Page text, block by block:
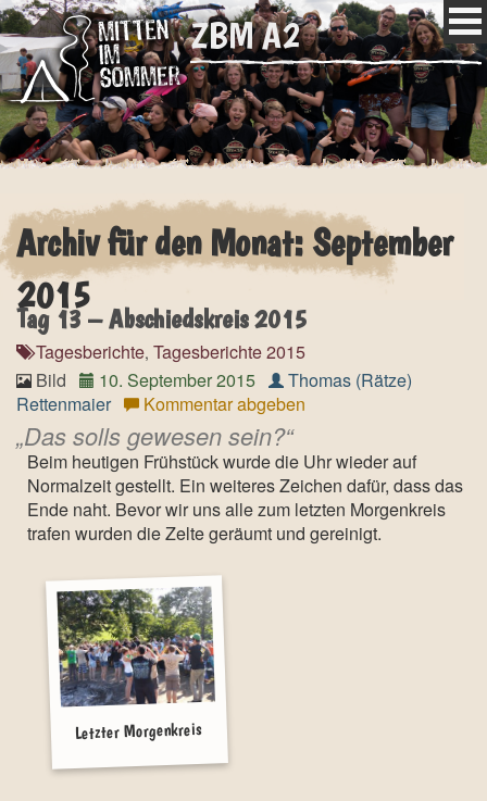
ZBM A2
Archiv für den Monat: September
2015
Tag 13 – Abschiedskreis 2015
Tagesberichte, Tagesberichte 2015
Bild
10. September 2015
Thomas (Rätze)
Rettenmaier
Kommentar abgeben
Das solls gewesen sein?
Beim heutigen Frühstück wurde die Uhr wieder auf
Normalzeit gestellt. Ein weiteres Zeichen dafür, dass das
Ende naht. Bevor wir uns alle zum letzten Morgenkreis
trafen wurden die Zelte geräumt und gereinigt.
Letzter Morgenkreis